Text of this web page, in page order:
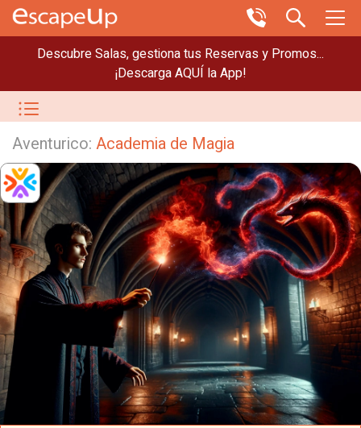
Descubre Salas, gestiona tus Reservas y Promos...
¡Descarga AQUÍ la App!
Aventurico: Academia de Magia